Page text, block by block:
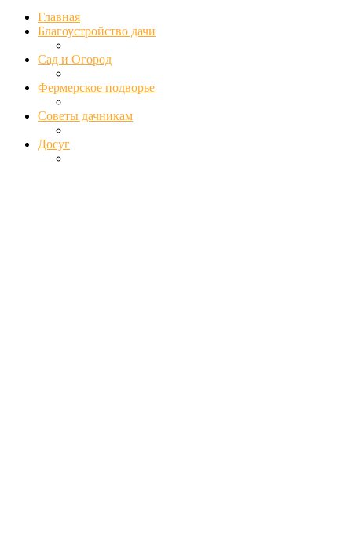
Главная
Благоустройство дачи
Сад и Огород
Фермерское подворье
Советы дачникам
Досуг